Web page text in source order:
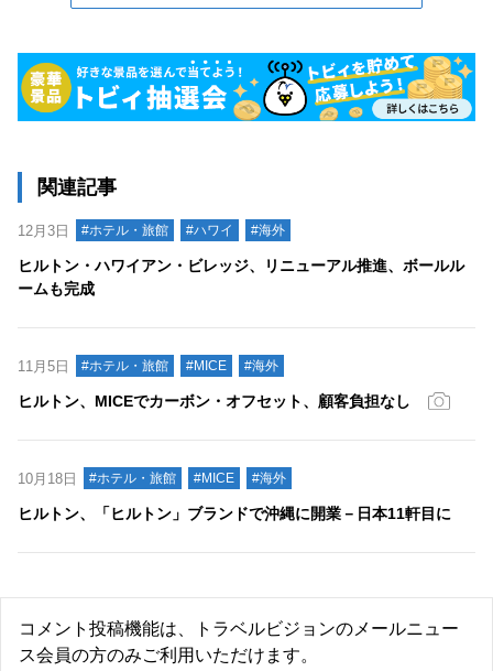
関連記事
12月3日 #ホテル・旅館 #ハワイ #海外
ヒルトン・ハワイアン・ビレッジ、リニューアル推進、ボールル
ームも完成
11月5日 #ホテル・旅館 #MICE #海外
ヒルトン、MICEでカーボン・オフセット、顧客負担なし
10月18日 #ホテル・旅館 #MICE #海外
ヒルトン、「ヒルトン」ブランドで沖縄に開業－日本11軒目に
コメント投稿機能は、トラベルビジョンのメールニュー
ス会員の方のみご利用いただけます。